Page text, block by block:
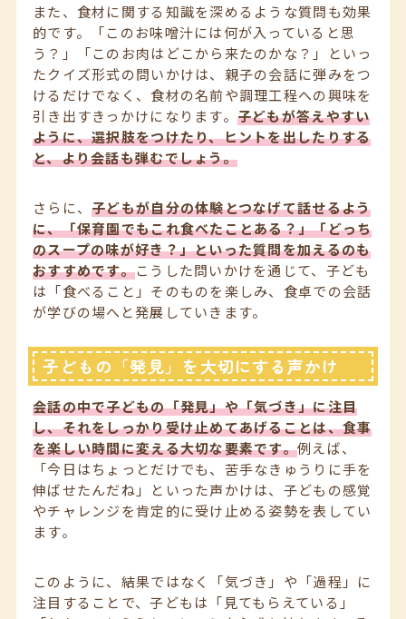
また、食材に関する知識を深めるような質問も効果
的です。「このお味噌汁には何が入っていると思
う？」「このお肉はどこから来たのかな？」といっ
たクイズ形式の問いかけは、親子の会話に弾みをつ
けるだけでなく、食材の名前や調理工程への興味を
引き出すきっかけになります。 子どもが答えやすい
ように、選択肢をつけたり、ヒントを出したりする
と、より会話も弾むでしょう。
さらに、子どもが自分の体験とつなげて話せるよう
に、「保育園でもこれ食べたことある？」「どっち
のスープの味が好き？」といった質問を加えるのも
おすすめです。こうした問いかけを通じて、子ども
は「食べること」そのものを楽しみ、食卓での会話
が学びの場へと発展していきます。
子どもの「発見」を大切にする声かけ
会話の中で子どもの「発見」や「気づき」に注目
し、それをしっかり受け止めてあげることは、食事
を楽しい時間に変える大切な要素です。例えば、
「今日はちょっとだけでも、苦手なきゅうりに手を
伸ばせたんだね」といった声かけは、子どもの感覚
やチャレンジを肯定的に受け止める姿勢を表してい
ます。
このように、結果ではなく「気づき」や「過程」に
注目することで、子どもは「見てもらえている」